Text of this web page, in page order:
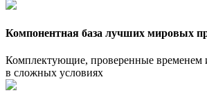
Компонентная база лучших мировых
Комплектующие, проверенные временем
в сложных условиях